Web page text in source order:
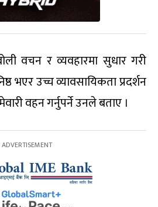
वचन र व्यवहारमा सुधार गरी
भएर उच्च व्यावसायिकता प्रदर्शन
वहन गर्नुपर्ने उनले बताए ।